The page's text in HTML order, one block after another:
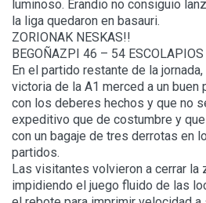
luminoso. Erandio no consiguio
la liga quedaron en basauri.
ZORIONAK NESKAS!!
BEGOÑAZPI 46 – 54 ESCOLAPIOS
En el partido restante de la
victoria de la A1 merced a un buen
con los deberes hechos y que no
expeditivo que de costumbre y
con un bagaje de tres derrotas en
partidos.
Las visitantes volvieron a cerrar la
impidiendo el juego fluido de las